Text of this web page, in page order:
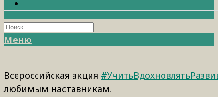
Меню
Всероссийская акция
любимым наставникам.